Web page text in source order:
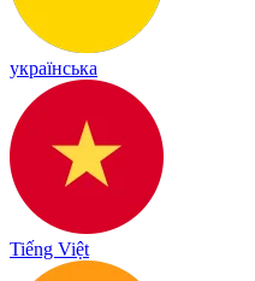
українська
Tiếng Việt